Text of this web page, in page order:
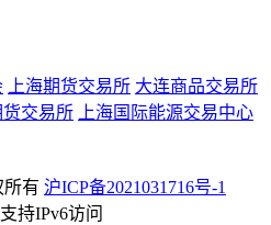
上海期货交易所 大连商品交易所
交易所 上海国际能源交易中心
所有 沪ICP备2021031716号-1
持IPv6访问